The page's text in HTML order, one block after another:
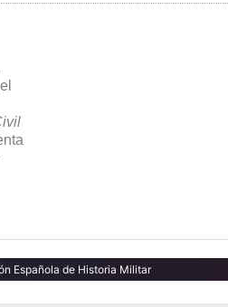
Española de Historia Militar